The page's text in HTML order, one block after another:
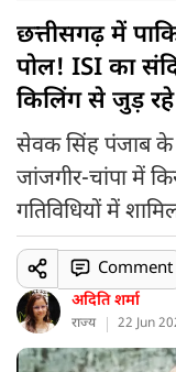
छत्तीसगढ़ में
पोल! ISI का
किलिंग से जुड़ रहे
सेवक सिंह पंजाब के
जांजगीर-चांपा में
गतिविधियों में
अदिति शर्मा
राज्य 22 Jun
Comment